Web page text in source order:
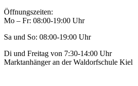
Öffnungszeiten:
Mo – Fr: 08:00-19:00 Uhr
Sa und So: 08:00-19:00 Uhr
Di und Freitag von 7:30-14:00 Uhr
Marktanhänger an der Waldorfschule Kiel